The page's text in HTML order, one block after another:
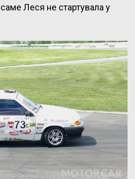
Леся не стартувала у